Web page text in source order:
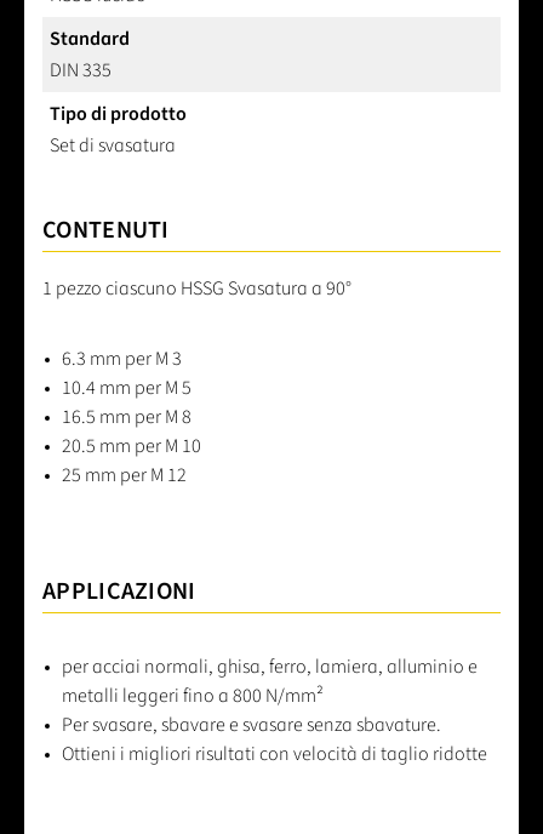
Standard
DIN 335
Tipo di prodotto
Set di svasatura
CONTENUTI
1 pezzo ciascuno HSSG Svasatura a 90°
6.3 mm per M 3
10.4 mm per M 5
16.5 mm per M 8
20.5 mm per M 10
25 mm per M 12
APPLICAZIONI
per acciai normali, ghisa, ferro, lamiera, alluminio e
metalli leggeri fino a 800 N/mm²
Per svasare, sbavare e svasare senza sbavature.
Ottieni i migliori risultati con velocità di taglio ridotte